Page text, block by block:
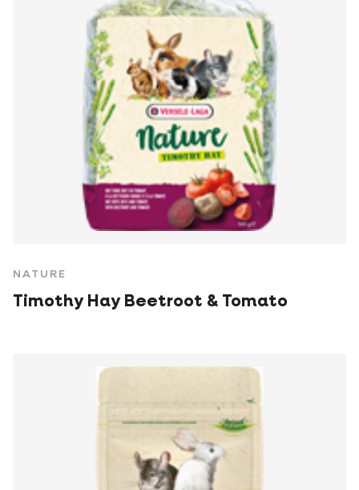
NATURE
Timothy Hay Beetroot & Tomato